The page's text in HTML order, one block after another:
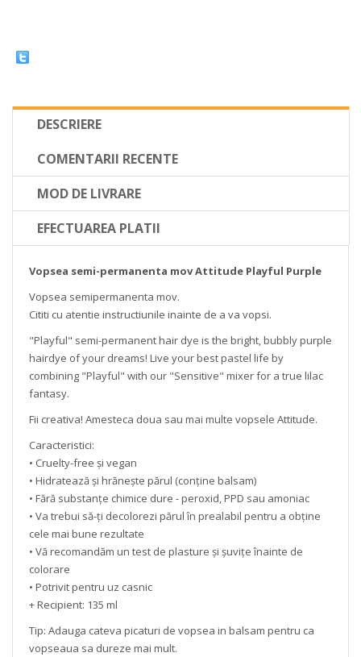
DESCRIERE
COMENTARII RECENTE
MOD DE LIVRARE
EFECTUAREA PLATII
Vopsea semi-permanenta mov Attitude Playful Purple
Vopsea semipermanenta mov.
Cititi cu atentie instructiunile inainte de a va vopsi.
"Playful" semi-permanent hair dye is the bright, bubbly purple
hairdye of your dreams! Live your best pastel life by
combining "Playful" with our "Sensitive" mixer for a true lilac
fantasy.
Fii creativa! Amesteca doua sau mai multe vopsele Attitude.
Caracteristici:
• Cruelty-free și vegan
• Hidratează și hrănește părul (conține balsam)
• Fără substanțe chimice dure - peroxid, PPD sau amoniac
• Va trebui să-ți decolorezi părul în prealabil pentru a obține
cele mai bune rezultate
• Vă recomandăm un test de plasture și șuvițe înainte de
colorare
• Potrivit pentru uz casnic
+ Recipient: 135 ml
Tip: Adauga cateva picaturi de vopsea in balsam pentru ca
vopseaua sa dureze mai mult.